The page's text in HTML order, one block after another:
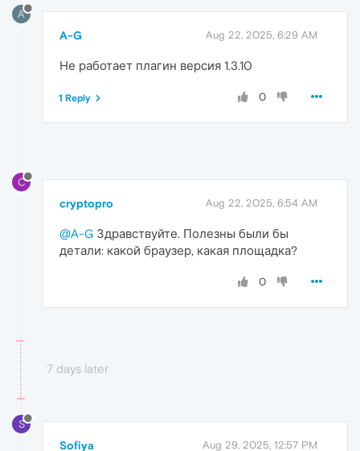
A
A-G Aug 22, 2025, 6:29 AM
Не работает плагин версия 1.3.10
0
1 Reply
C
cryptopro Aug 22, 2025, 6:54 AM
@A-G Здравствуйте. Полезны были бы
детали: какой браузер, какая площадка?
0
7 days later
S
Sofiya Aug 29, 2025, 12:57 PM